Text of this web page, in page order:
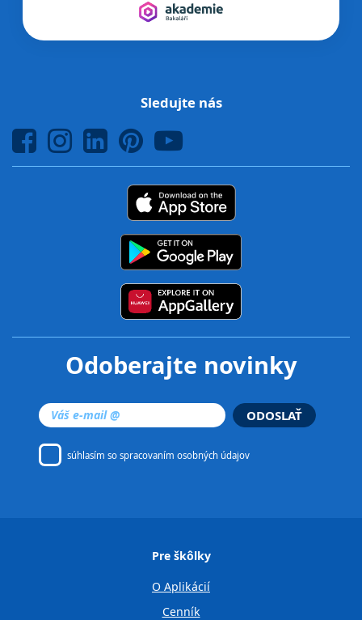
Sledujte nás
Odoberajte novinky
ODOSLAŤ
súhlasím sospracovaním osobných údajov
Pre škôlky
O Aplikácií
Cenník